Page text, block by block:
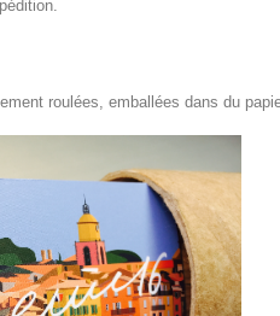
roulées, emballées dans du